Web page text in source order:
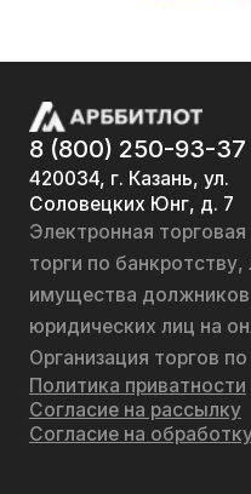
8 (800) 250-93-37
420034, г. Казань, ул.
Соловецких Юнг, д. 7
Электронная
торги по
имущества должников
юридических лиц на
Организация торгов
Политика приватности
Согласие на рассылку
Согласие на